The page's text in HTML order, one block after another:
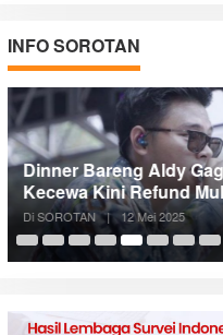
INFO SOROTAN
Dinner Bareng Aldy
Kecewa Kini Refund
Di SOROTAN | 12 Mei 2025